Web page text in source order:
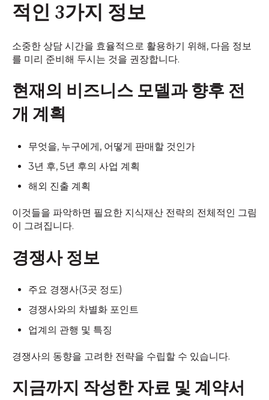
적인 3가지 정보
소중한 상담 시간을 효율적으로 활용하기 위해, 다음 정보
를 미리 준비해 두시는 것을 권장합니다.
현재의 비즈니스 모델과 향후 전
개 계획
무엇을, 누구에게, 어떻게 판매할 것인가
3년 후, 5년 후의 사업 계획
해외 진출 계획
이것들을 파악하면 필요한 지식재산 전략의 전체적인 그림
이 그려집니다.
경쟁사 정보
주요 경쟁사(3곳 정도)
경쟁사와의 차별화 포인트
업계의 관행 및 특징
경쟁사의 동향을 고려한 전략을 수립할 수 있습니다.
지금까지 작성한 자료 및 계약서